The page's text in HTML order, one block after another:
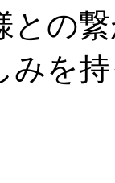
との
みを